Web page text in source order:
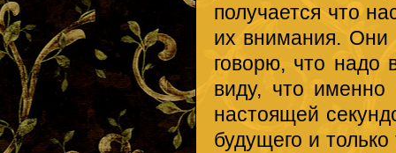
получается что
их внимания. Они
говорю, что надо
виду, что именно
настоящей
будущего и